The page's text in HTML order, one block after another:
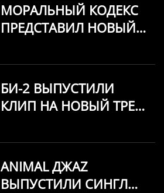
МОРАЛЬНЫЙ КОДЕКС
ПРЕДСТАВИЛ НОВЫЙ
МЕНЯЕТСЯ»
БИ-2 ВЫПУСТИЛИ
КЛИП НА НОВЫЙ ТРЕК
ПРОСТО ЛЕТНИЙ
ГРОМ»
ANIMAL ДЖАZ
ВЫПУСТИЛИ СИНГЛ